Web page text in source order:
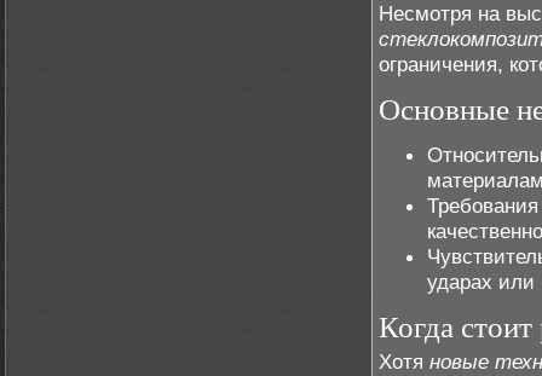
Несмотря на
ограничения,
Основные
ударах или
Когда стоит
Хотя новые